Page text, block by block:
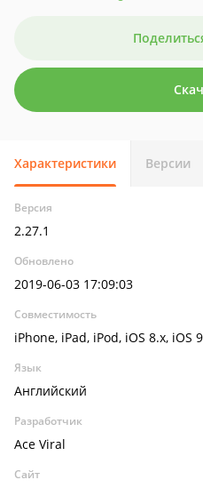
Характеристики Версии
Версия
2.27.1
Обновлено
2019-06-03 17:09:03
Совместимость
iPhone, iPad, iPod, iOS 8.x, iOS
Язык
Английский
Разработчик
Ace Viral
Сайт